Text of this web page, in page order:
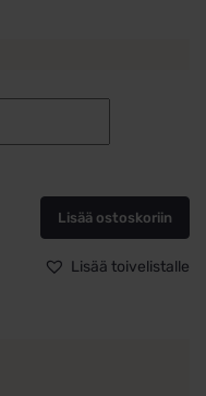
helmiäishelmi
määrä
Lisää ostoskoriin
Lisää toivelistalle